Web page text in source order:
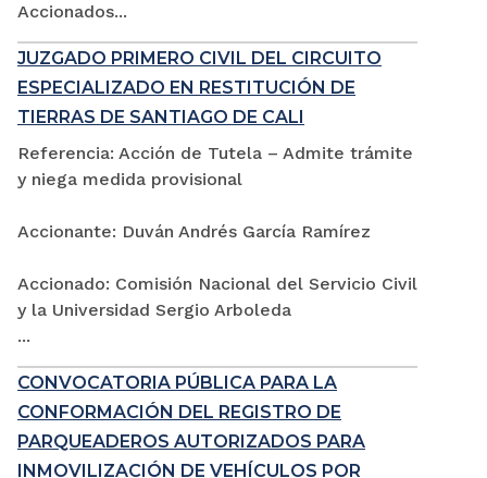
Accionados...
JUZGADO PRIMERO CIVIL DEL CIRCUITO
ESPECIALIZADO EN RESTITUCIÓN DE
TIERRAS DE SANTIAGO DE CALI
Referencia: Acción de Tutela – Admite trámite
y niega medida provisional
Accionante: Duván Andrés García Ramírez
Accionado: Comisión Nacional del Servicio Civil
y la Universidad Sergio Arboleda
...
CONVOCATORIA PÚBLICA PARA LA
CONFORMACIÓN DEL REGISTRO DE
PARQUEADEROS AUTORIZADOS PARA
INMOVILIZACIÓN DE VEHÍCULOS POR